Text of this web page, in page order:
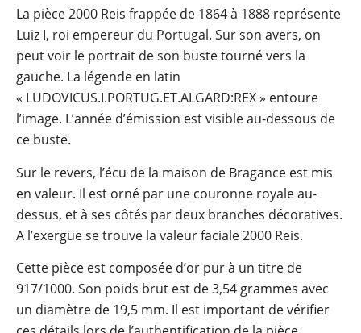
La pièce 2000 Reis frappée de 1864 à 1888 représente
Luiz I, roi empereur du Portugal. Sur son avers, on
peut voir le portrait de son buste tourné vers la
gauche. La légende en latin
« LUDOVICUS.I.PORTUG.ET.ALGARD:REX » entoure
l’image. L’année d’émission est visible au-dessous de
ce buste.
Sur le revers, l’écu de la maison de Bragance est mis
en valeur. Il est orné par une couronne royale au-
dessus, et à ses côtés par deux branches décoratives.
A l’exergue se trouve la valeur faciale 2000 Reis.
Cette pièce est composée d’or pur à un titre de
917/1000. Son poids brut est de 3,54 grammes avec
un diamètre de 19,5 mm. Il est important de vérifier